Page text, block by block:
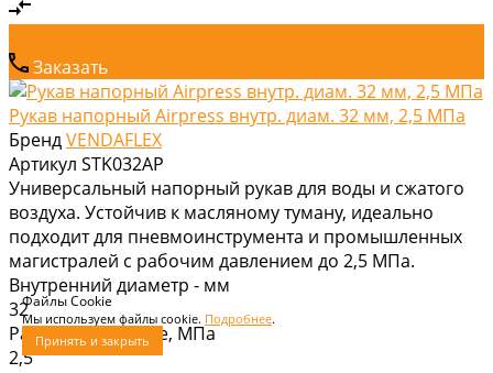
Файлы Cookie
Мы используем файлы cookie. Подробнее.
Принять и закрыть
Заказать
Рукав напорный Airpress внутр. диам. 32 мм, 2,5 МПа
БрендVENDAFLEX
Артикул STK032AP
Универсальный напорный рукав для воды и сжатого
воздуха. Устойчив к масляному туману, идеально
подходит для пневмоинструмента и промышленных
магистралей с рабочим давлением до 2,5 МПа.
Внутренний диаметр - мм
32
Рабочее давление, МПа
2,5